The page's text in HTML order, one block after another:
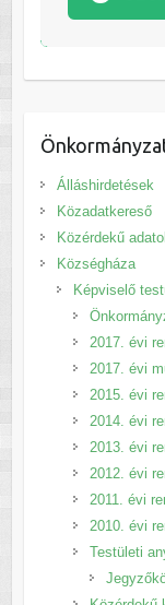
Álláshirdetések
Közadatkereső
Közérdekű
Községháza
Képviselő
2017. évi
2017. évi
2015. évi
2014. évi
2013. évi
2012. évi
2011. évi
2010. évi
Testületi